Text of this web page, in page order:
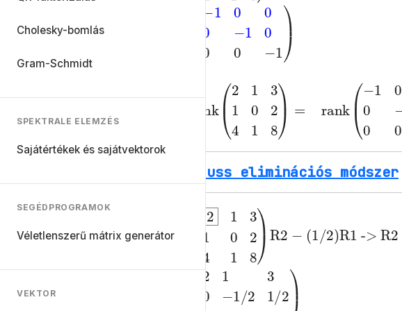
Cholesky-bomlás
Gram-Schmidt
SPEKTRALE ELEMZÉS
Sajátértékek és sajátvektorok
SEGÉDPROGRAMOK
Véletlenszerű mátrix generátor
VEKTOR
(-1 0 0
-10 0 -1)
rank (2 13
18 )= rank -1
00 -1)
Gauss eliminációs módszer
( 1 310
24 8 )
R2 -(1/2)R1
->R2